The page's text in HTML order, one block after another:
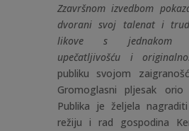
Zzavršnom izvedbom
dvorani svoj talenat i
likove s jednakom
upečatljivošću i
publiku svojom
Gromoglasni pljesak
Publika je željela
režiju i rad gospodina